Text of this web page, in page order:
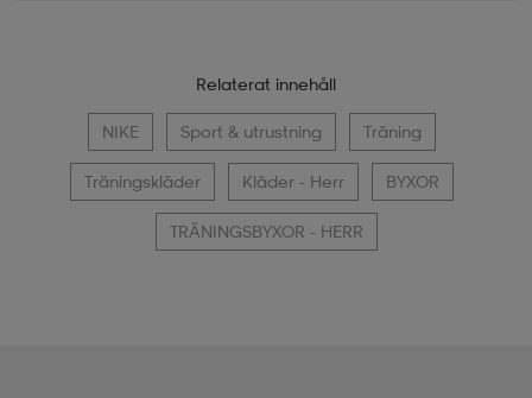
Relaterat innehåll
NIKE Sport & utrustning Träning
Träningskläder Kläder - Herr BYXOR
TRÄNINGSBYXOR - HERR